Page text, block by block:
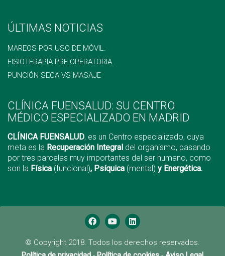
ÚLTIMAS NOTICIAS
MAREOS POR USO DE MÓVIL.
FISIOTERAPIA PRE-OPERATORIA.
PUNCIÓN SECA VS MASAJE
CLÍNICA FUENSALUD: SU CENTRO
MÉDICO ESPECIALIZADO EN MADRID
CLÍNICA FUENSALUD, es un Centro especializado, cuya
meta es la Recuperación Integral del organismo, pasando
por tres parcelas muy importantes del ser humano, como
son la Física (funcional), Psíquica (mental) y Energética.
© Copyright 2018. Todos los derechos reservados.